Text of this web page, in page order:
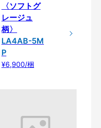
〈ソフトグ
レージュ
柄〉
LA4AB-5M
P
¥6,900/梱